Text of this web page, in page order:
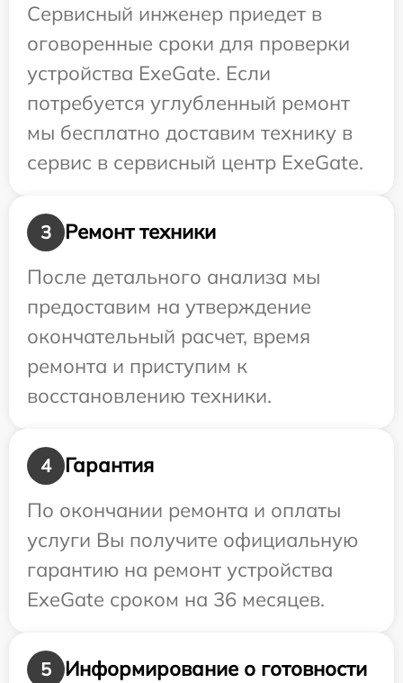
Сервисный инженер приедет в
оговоренные сроки для проверки
устройства ExeGate. Если
потребуется углубленный ремонт
мы бесплатно доставим технику в
сервис в сервисный центр ExeGate.
3
Ремонт техники
После детального анализа мы
предоставим на утверждение
окончательный расчет, время
ремонта и приступим к
восстановлению техники.
4
Гарантия
По окончании ремонта и оплаты
услуги Вы получите официальную
гарантию на ремонт устройства
ExeGate сроком на 36 месяцев.
5
Информирование о готовности